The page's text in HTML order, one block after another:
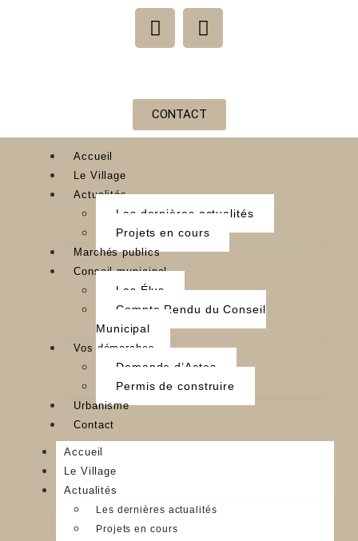
CONTACT
Accueil
Le Village
Actualités
Les dernières actualités
Projets en cours
Marchés publics
Conseil municipal
Les Élus
Compte Rendu du Conseil
Municipal
Vos démarches
Demande d’Actes
Permis de construire
Urbanisme
Contact
Accueil
Le Village
Actualités
Les dernières actualités
Projets en cours